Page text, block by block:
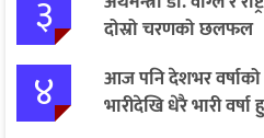
३
दोस्रो चरणको छलफल
४
आज पनि देशभर वर्षाको
भारीदेखि धेरै भारी